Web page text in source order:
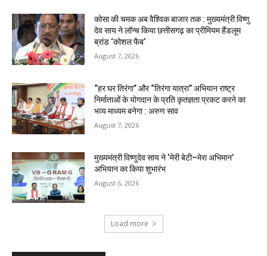
कोसा की चमक अब वैश्विक बाजार तक : मुख्यमंत्री विष्णु
देव साय ने लॉन्च किया छत्तीसगढ़ का प्रीमियम हैंडलूम
ब्रांड ‘कोशल फैब’
August 7, 2026
“हर घर तिरंगा” और “तिरंगा यात्रा” अभियान राष्ट्र
निर्माताओं के योगदान के प्रति कृतज्ञता प्रकट करने का
भव्य माध्यम बनेगा : अरुण साव
August 7, 2026
मुख्यमंत्री विष्णुदेव साय ने ‘मेरी बेटी–मेरा अभिमान’
अभियान का किया शुभारंभ
August 6, 2026
Load more